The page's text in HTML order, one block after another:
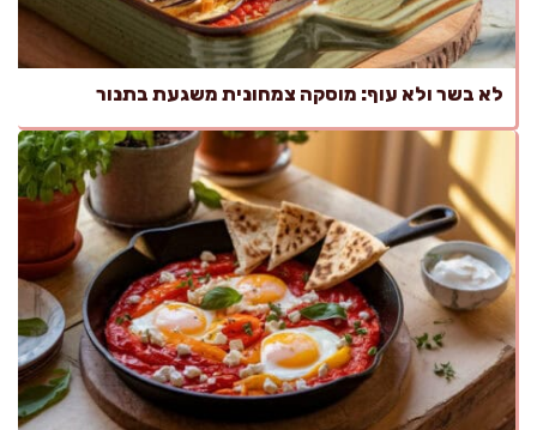
לא בשר ולא עוף: מוסקה צמחונית משגעת בתנור